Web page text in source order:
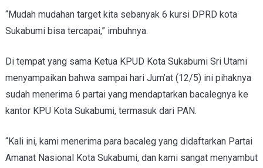
“Mudah mudahan target kita sebanyak 6 kursi DPRD kota
Sukabumi bisa tercapai,” imbuhnya.
Di tempat yang sama Ketua KPUD Kota Sukabumi Sri Utami
menyampaikan bahwa sampai hari Jum’at (12/5) ini pihaknya
sudah menerima 6 partai yang mendaptarkan bacalegnya ke
kantor KPU Kota Sukabumi, termasuk dari PAN.
“Kali ini, kami menerima para bacaleg yang didaftarkan Partai
Amanat Nasional Kota Sukabumi, dan kami sangat menyambut